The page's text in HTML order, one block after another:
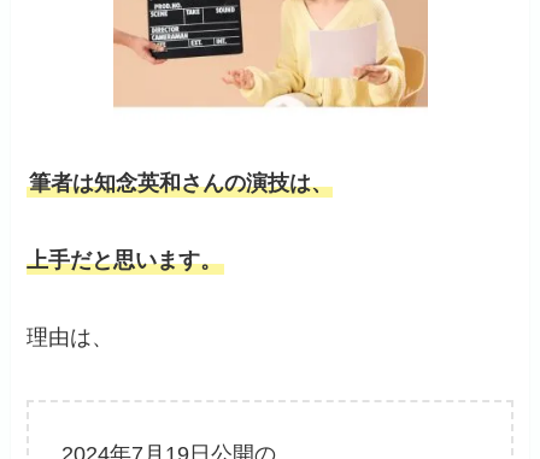
筆者は知念英和さんの演技は、
上手だと思います。
理由は、
2024年7月19日公開の